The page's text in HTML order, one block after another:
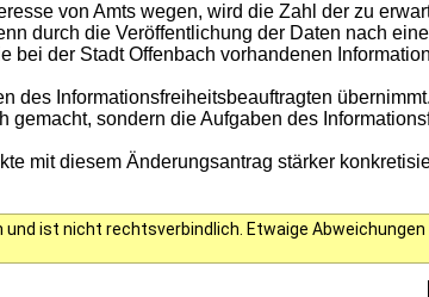
von Amts wegen, wird die Zahl der zu
durch die Veröffentlichung der Daten nach
der Stadt Offenbach vorhandenen
des Informationsfreiheitsbeauftragten
sondern die Aufgaben des
mit diesem Änderungsantrag stärker
ist nicht rechtsverbindlich. Etwaige